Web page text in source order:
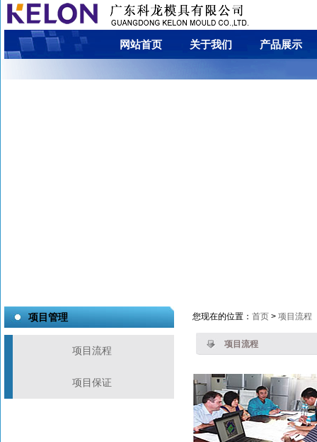
网站首页 关于我们 产品展示
项目管理
项目流程
项目保证
您现在的位置： 首页 > 项目流程
项目流程